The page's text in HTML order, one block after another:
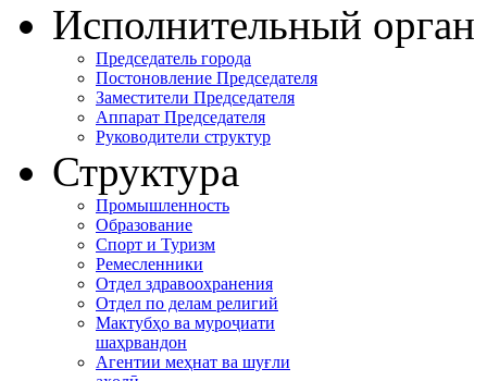
Исполнительный орган
Председатель города
Постоновление Председателя
Заместители Председателя
Аппарат Председателя
Руководители структур
Структура
Промышленность
Образование
Спорт и Туризм
Ремесленники
Отдел здравоохранения
Отдел по делам религий
Мактубҳо ва муроҷиати
шаҳрвандон
Агентии меҳнат ва шуғли